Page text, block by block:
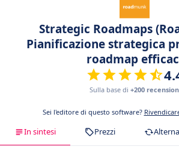
Strategic Roadmaps
Pianificazione strategica
roadmap
Sulla base di +200
Sei l'editore di questo software?
In sintesi Prezzi